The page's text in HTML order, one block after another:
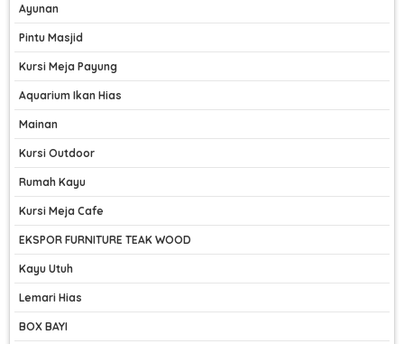
Ayunan
Pintu Masjid
Kursi Meja Payung
Aquarium Ikan Hias
Mainan
Kursi Outdoor
Rumah Kayu
Kursi Meja Cafe
EKSPOR FURNITURE TEAK WOOD
Kayu Utuh
Lemari Hias
BOX BAYI